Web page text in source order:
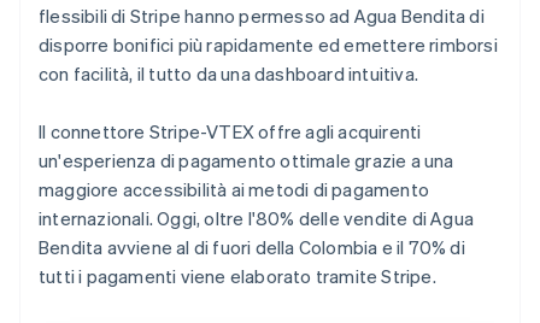
flessibili di Stripe hanno permesso ad Agua Bendita di
disporre bonifici più rapidamente ed emettere rimborsi
con facilità, il tutto da una dashboard intuitiva.
Il connettore Stripe-VTEX offre agli acquirenti
un'esperienza di pagamento ottimale grazie a una
maggiore accessibilità ai metodi di pagamento
internazionali. Oggi, oltre l'80% delle vendite di Agua
Bendita avviene al di fuori della Colombia e il 70% di
tutti i pagamenti viene elaborato tramite Stripe.